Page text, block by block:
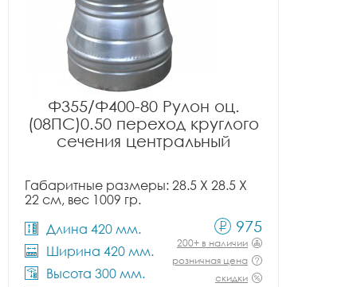
Ф355/Ф400-80 Рулон оц.
(08ПС)0.50 переход круглого
сечения центральный
Габаритные размеры: 28.5 X 28.5 X
22 см, вес 1009 гр.
Длина 420 мм.
Ширина 420 мм.
Высота 300 мм.
975
200+ в наличии
розничная цена
скидки